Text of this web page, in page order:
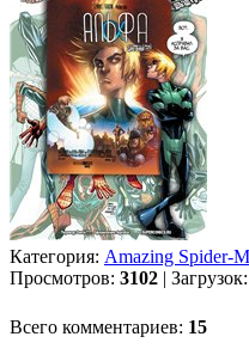
Категория: Amazing Spider-
Просмотров: 3102 | Загрузок:
Всего комментариев: 15